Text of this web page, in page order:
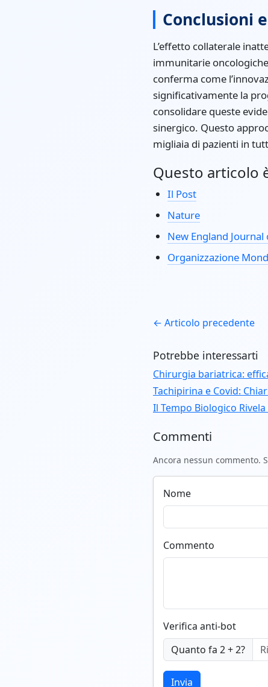
Conclusioni
L’effetto collaterale
immunitarie
conferma come
significativamente la
consolidare queste
sinergico. Questo
migliaia di pazienti in
Questo articolo
Il Post
Nature
New England
Organizzazione
← Articolo precedente
Potrebbe interessarti
Chirurgia bariatrica:
Tachipirina e Covid:
Il Tempo Biologico
Commenti
Ancora nessun commento.
Nome
Commento
Verifica anti-bot
Quanto fa 2 + 2?
Invia